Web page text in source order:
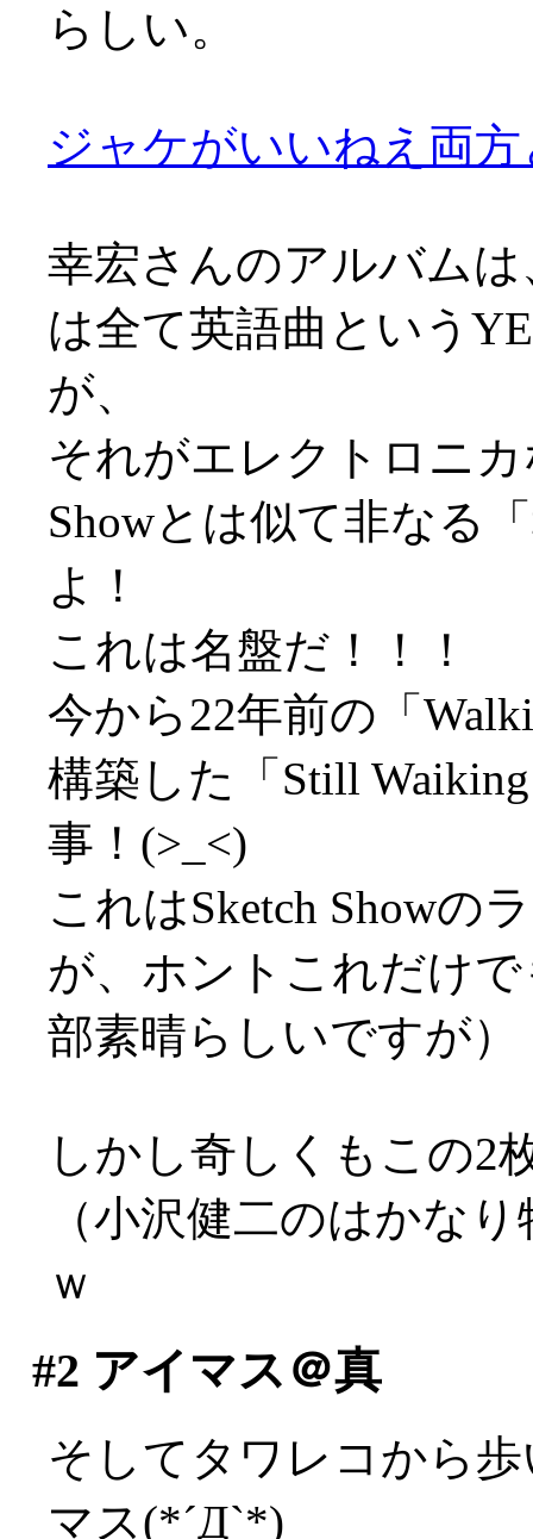
らしい。
ジャケがいいねえ両
幸宏さんのアルバム
は全て英語曲という
が、
それがエレクトロニ
Showとは似て非なる
よ！
これは名盤だ！！！
今から22年前の「
構築した「Still
事！(>_<)
これはSketch Showの
が、ホントこれだけ
部素晴らしいですが）
しかし奇しくもこの2
（小沢健二のはかな
ｗ
#2 アイマス＠真
そしてタワレコから
マス(*´Д`*)